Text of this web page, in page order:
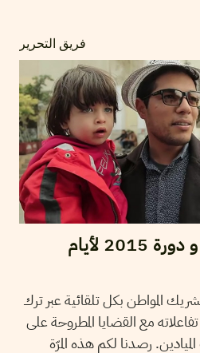
فريق التحرير
كلام شارع: التونسي و دورة 2015 لأيام
المواطن بكل تلقائية عبر ترك
مع القضايا المطروحة على
رصدنا لكم هذه المرّة